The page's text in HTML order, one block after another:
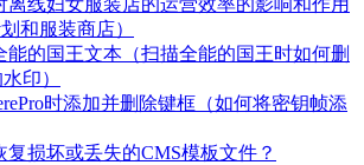
和服装商店）
能的国王文本（扫描全能的国王时如何删
印）
时添加并删除键框（如何将密钥帧添
复损坏或丢失的CMS模板文件？